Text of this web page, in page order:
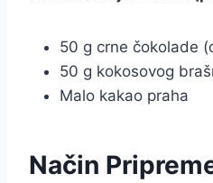
50 g crne čokolade
50 g kokosovog
Malo kakao praha
Način